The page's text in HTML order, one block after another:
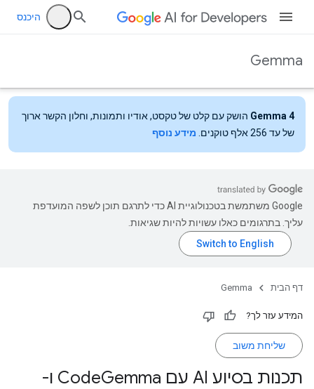
היכנס
Gemma
Gemma 4 הושק עם קלט של טקסט, אודיו ותמונות, וחלון הקשר ארוך
של עד 256 אלף טוקנים.
מידע נוסף
‫Google משתמשת בטכנולוגיית AI כדי לתרגם תוכן לשפה המועדפת
עליך. בתרגומים כאלו עשויות להיות שגיאות.
דף הבית Gemma
המידע עזר לך?
שליחת משוב
תכנות בסיוע AI עם Code
Gemma ו-